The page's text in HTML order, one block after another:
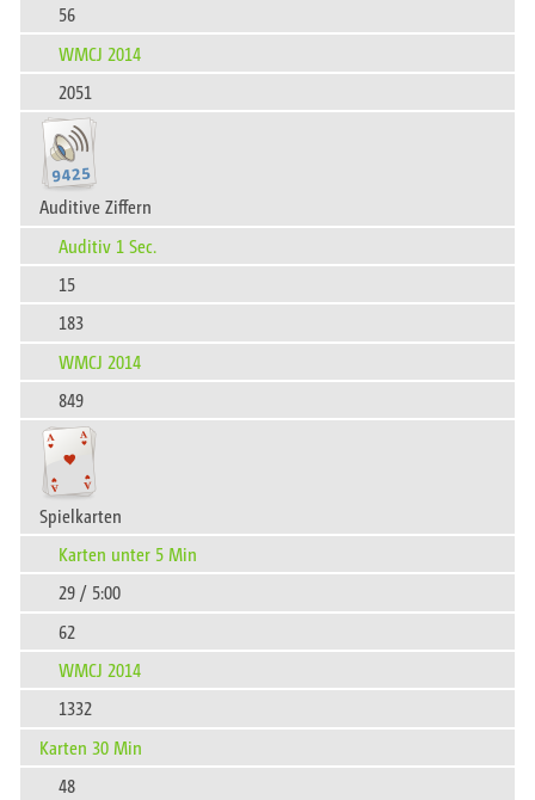
56
WMCJ 2014
2051
Auditive Ziffern
Auditiv 1 Sec.
15
183
WMCJ 2014
849
Spielkarten
Karten unter 5 Min
29 / 5:00
62
WMCJ 2014
1332
Karten 30 Min
48